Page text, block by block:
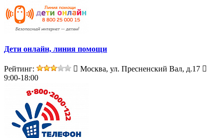
Дети онлайн, линия помощи
Рейтинг:
Москва, ул. Пресненский Вал, д.17
9:00-18:00